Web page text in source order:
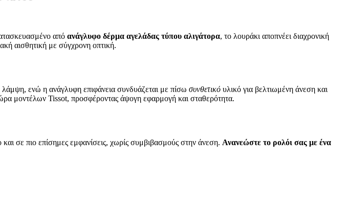
από ανάγλυφο δέρμα αγελάδας τύπου αλιγάτορα, το λουράκι αποπνέει διαχρονική
αισθητική με σύγχρονη οπτική.
ενώ η ανάγλυφη επιφάνεια συνδυάζεται με πίσω συνθετικό υλικό για βελτιωμένη άνεση και
μοντέλων Tissot, προσφέροντας άψογη εφαρμογή και σταθερότητα.
σε πιο επίσημες εμφανίσεις, χωρίς συμβιβασμούς στην άνεση. Ανανεώστε το ρολόι σας με ένα